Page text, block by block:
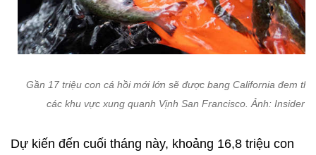
Gần 17 triệu con cá hồi mới lớn sẽ được bang California đem
các khu vực xung quanh Vịnh San Francisco. Ảnh: Insider
Dự kiến đến cuối tháng này, khoảng 16,8 triệu con